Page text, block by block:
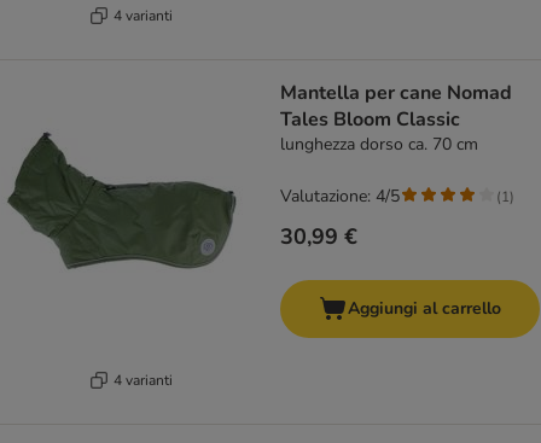
4 varianti
4 varianti
Mantella per cane Nomad
Tales Bloom Classic
lunghezza dorso ca. 70 cm
30,99 €
Valutazione: 4/5 (1)
Aggiungi al carrello